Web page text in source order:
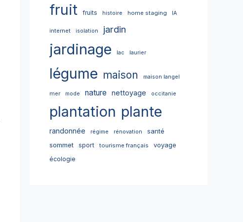
fruit fruits histoire home staging IA
internet isolation jardin
jardinage lac laurier
légume maison maison langel
mer mode nature nettoyage occitanie
plantation plante
randonnée régime rénovation
santé
sommet
sport tourisme français
voyage
écologie